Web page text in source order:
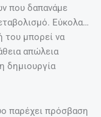
που δαπανάμε
Εύκολα…
του μπορεί να
απώλεια
δημιουργία
παρέχει πρόσβαση